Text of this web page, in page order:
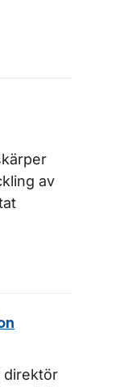
av
direktör